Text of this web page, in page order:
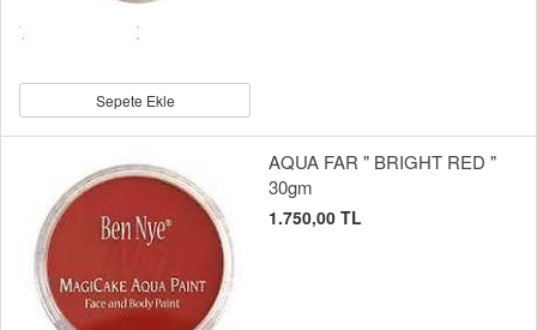
Sepete Ekle
AQUA FAR " BRIGHT RED "
30gm
1.750,00 TL